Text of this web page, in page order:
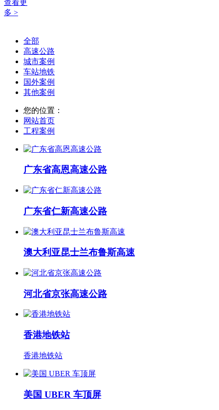
查看更
多 >
全部
高速公路
城市案例
车站地铁
国外案例
其他案例
您的位置：
网站首页
工程案例
广东省高恩高速公路
广东省仁新高速公路
澳大利亚昆士兰布鲁斯高速
河北省京张高速公路
香港地铁站
香港地铁站
美国 UBER 车顶屏